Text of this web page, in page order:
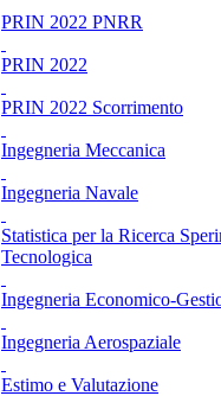
PRIN 2022 PNRR
PRIN 2022
PRIN 2022 Scorrimento
Ingegneria Meccanica
Ingegneria Navale
Statistica per la Ricerca
Tecnologica
Ingegneria Economico-
Ingegneria Aerospaziale
Estimo e Valutazione